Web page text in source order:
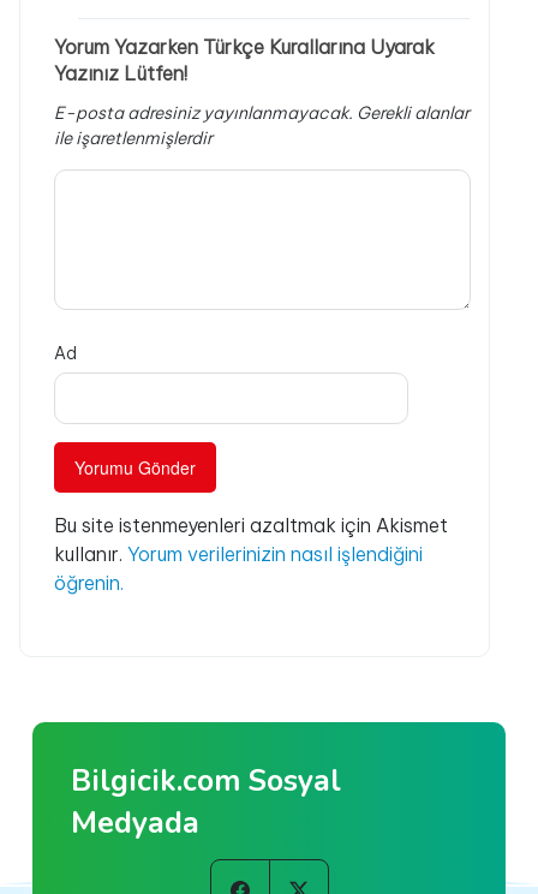
Yorum Yazarken Türkçe Kurallarına Uyarak
Yazınız Lütfen!
E-posta adresiniz yayınlanmayacak. Gerekli alanlar
ile işaretlenmişlerdir
Ad
Bu site istenmeyenleri azaltmak için Akismet
kullanır. Yorum verilerinizin nasıl işlendiğini
öğrenin.
Bilgicik.com Sosyal
Medyada